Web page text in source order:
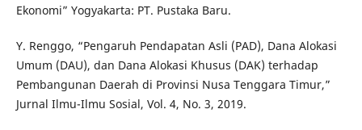
Ekonomi” Yogyakarta: PT. Pustaka Baru.
Y. Renggo, “Pengaruh Pendapatan Asli (PAD), Dana Alokasi
Umum (DAU), dan Dana Alokasi Khusus (DAK) terhadap
Pembangunan Daerah di Provinsi Nusa Tenggara Timur,”
Jurnal Ilmu-Ilmu Sosial, Vol. 4, No. 3, 2019.